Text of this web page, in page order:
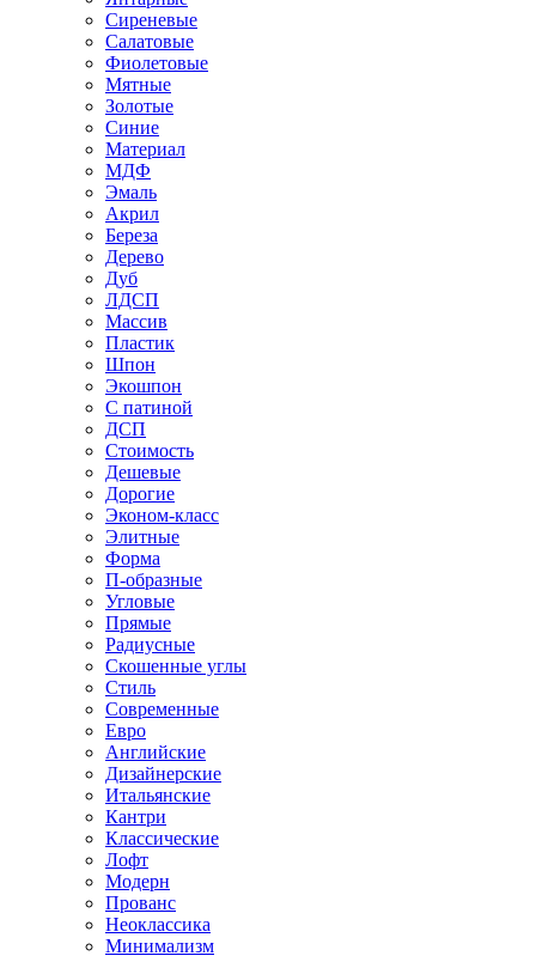
Сиреневые
Салатовые
Фиолетовые
Мятные
Золотые
Синие
Материал
МДФ
Эмаль
Акрил
Береза
Дерево
Дуб
ЛДСП
Массив
Пластик
Шпон
Экошпон
С патиной
ДСП
Стоимость
Дешевые
Дорогие
Эконом-класс
Элитные
Форма
П-образные
Угловые
Прямые
Радиусные
Скошенные углы
Стиль
Современные
Евро
Английские
Дизайнерские
Итальянские
Кантри
Классические
Лофт
Модерн
Прованс
Неоклассика
Минимализм